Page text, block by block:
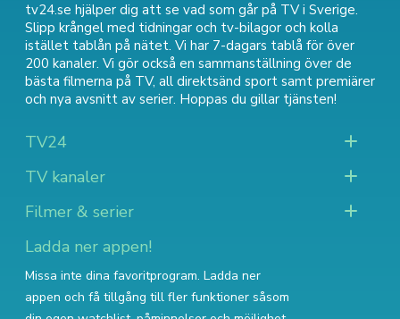
tv24.se hjälper dig att se vad som går på TV i Sverige.
Slipp krångel med tidningar och tv-bilagor och kolla
istället tablån på nätet. Vi har 7-dagars tablå för över
200 kanaler. Vi gör också en sammanställning över de
bästa filmerna på TV, all direktsänd sport samt premiärer
och nya avsnitt av serier. Hoppas du gillar tjänsten!
TV24
TV kanaler
Filmer & serier
Ladda ner appen!
Missa inte dina favoritprogram. Ladda ner
appen och få tillgång till fler funktioner såsom